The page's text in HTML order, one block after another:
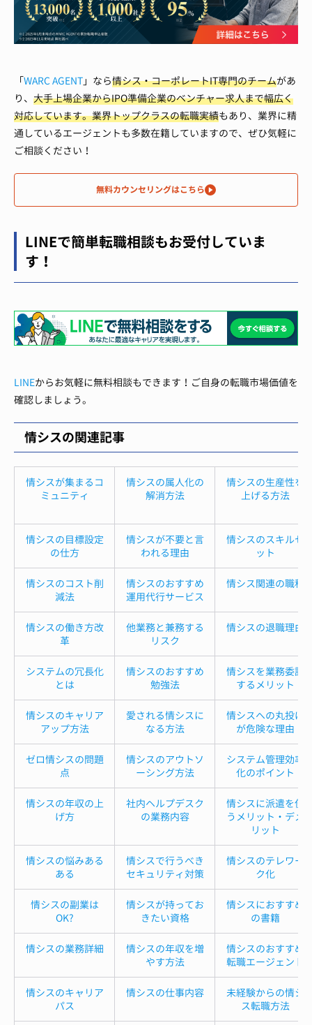
「WARC AGENT 」なら情シス・コーポレートIT専門のチームがあ
り、 大手上場企業からIPO準備企業のベンチャー求人まで幅広く
対応しています。業界トップクラスの転職実績もあり、業界に精
通しているエージェントも多数在籍していますので、ぜひ気軽に
ご相談ください！
無料カウンセリングはこちら
LINEで簡単転職相談もお受付していま
す！
LINEからお気軽に無料相談もできます！ご自身の転職市場価値を
確認しましょう。
情シスの関連記事
情シスが集まるコ
ミュニティ
情シスの属人化の
解消方法
情シスの生産性を
上げる方法
情シスの目標設定
の仕方
情シスが不要と言
われる理由
情シスのスキルセ
ット
情シスのコスト削
減法
情シスのおすすめ
運用代行サービス
情シス関連の職種
情シスの働き方改
革
他業務と兼務する
リスク
情シスの退職理由
システムの冗長化
とは
情シスのおすすめ
勉強法
情シスを業務委託
するメリット
情シスのキャリア
アップ方法
愛される情シスに
なる方法
情シスへの丸投げ
が危険な理由
ゼロ情シスの問題
点
情シスのアウトソ
ーシング方法
システム管理効率
化のポイント
情シスの年収の上
げ方
社内ヘルプデスク
の業務内容
情シスに派遣を使
うメリット・デメ
リット
情シスの悩みある
ある
情シスで行うべき
セキュリティ対策
情シスのテレワー
ク化
情シスの副業は
OK?
情シスが持ってお
きたい資格
情シスにおすすめ
の書籍
情シスの業務詳細
情シスの年収を増
やす方法
情シスのおすすめ
転職エージェント
情シスのキャリア
パス
情シスの仕事内容
未経験からの情シ
ス転職方法